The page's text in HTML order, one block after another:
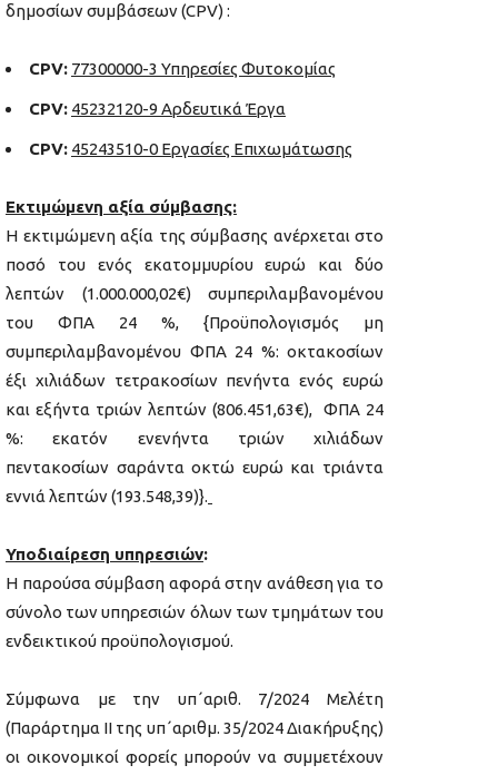
δημοσίων συμβάσεων (CPV) :
CPV: 77300000-3 Υπηρεσίες Φυτοκομίας
CPV: 45232120-9 Αρδευτικά Έργα
CPV: 45243510-0 Εργασίες Επιχωμάτωσης
Εκτιμώμενη αξία σύμβασης:
Η εκτιμώμενη αξία της σύμβασης ανέρχεται στο
ποσό του ενός εκατομμυρίου ευρώ και δύο
λεπτών (1.000.000,02€) συμπεριλαμβανομένου
του ΦΠΑ 24 %, {Προϋπολογισμός μη
συμπεριλαμβανομένου ΦΠΑ 24 %: οκτακοσίων
έξι χιλιάδων τετρακοσίων πενήντα ενός ευρώ
και εξήντα τριών λεπτών (806.451,63€), ΦΠΑ 24
%: εκατόν ενενήντα τριών χιλιάδων
πεντακοσίων σαράντα οκτώ ευρώ και τριάντα
εννιά λεπτών (193.548,39)}.
Υποδιαίρεση υπηρεσιών:
Η παρούσα σύμβαση αφορά στην ανάθεση για το
σύνολο των υπηρεσιών όλων των τμημάτων του
ενδεικτικού προϋπολογισμού.
Σύμφωνα με την υπ΄αριθ. 7/2024 Μελέτη
(Παράρτημα ΙΙ της υπ΄αριθμ. 35/2024 Διακήρυξης)
οι οικονομικοί φορείς μπορούν να συμμετέχουν